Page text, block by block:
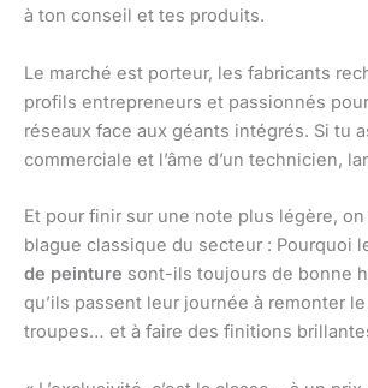
à ton conseil et tes produits.
Le marché est porteur, les fabricants
profils entrepreneurs et passionnés
réseaux face aux géants intégrés. Si tu
commerciale et l’âme d’un technicien,
Et pour finir sur une note plus légère,
blague classique du secteur : Pourquoi
de peinture sont-ils toujours de bonne
qu’ils passent leur journée à remonter
troupes… et à faire des finitions